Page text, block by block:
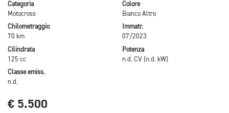
Categoria
Motocross
Colore
Bianco Altro
Chilometraggio
70 km
Immatr.
07/2023
Cilindrata
125 cc
Potenza
n.d. CV (n.d. kW)
Classe emiss.
n.d.
€ 5.500